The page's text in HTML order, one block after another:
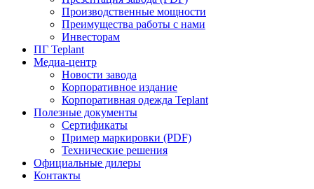
Производственные мощности
Преимущества работы с нами
Инвесторам
ПГ Teplant
Медиа-центр
Новости завода
Корпоративное издание
Корпоративная одежда Teplant
Полезные документы
Сертификаты
Пример маркировки (PDF)
Технические решения
Официальные дилеры
Контакты